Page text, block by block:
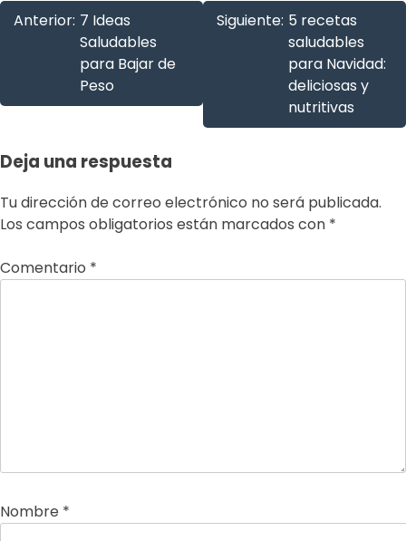
Navegación
entradas
Anterior: 7 Ideas
Saludables
para Bajar de
Peso
Siguiente: 5 recetas
saludables
para Navidad:
deliciosas y
nutritivas
Deja una respuesta
Tu dirección de correo electrónico no será publicada.
Los campos obligatorios están marcados con *
Comentario *
Nombre *